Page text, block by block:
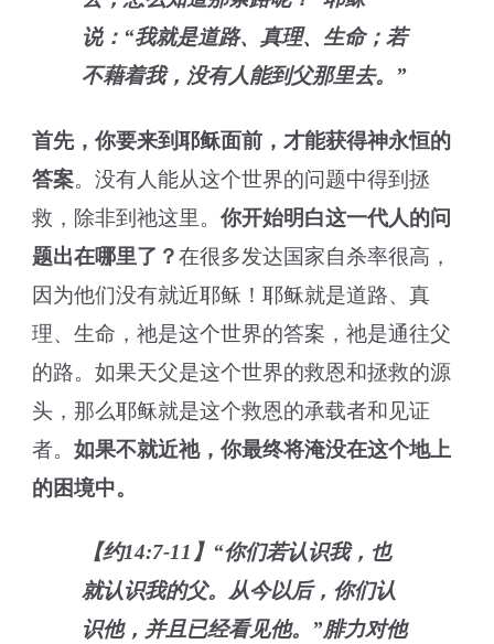
说：“我就是道路、真理、生命；若
不藉着我，没有人能到父那里去。”
首先，你要来到耶稣面前，才能获得神永恒的
答案。没有人能从这个世界的问题中得到拯
救，除非到祂这里。你开始明白这一代人的问
题出在哪里了？在很多发达国家自杀率很高，
因为他们没有就近耶稣！耶稣就是道路、真
理、生命，祂是这个世界的答案，祂是通往父
的路。如果天父是这个世界的救恩和拯救的源
头，那么耶稣就是这个救恩的承载者和见证
者。如果不就近祂，你最终将淹没在这个地上
的困境中。
【约14:7-11】“你们若认识我，也
就认识我的父。从今以后，你们认
识他，并且已经看见他。”腓力对他